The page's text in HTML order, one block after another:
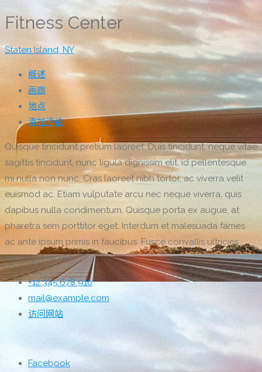
Fitness Center
Staten Island, NY
概述
画廊
地点
添加评论
Quisque tincidunt pretium laoreet. Duis tincidunt, neque vitae
sagittis tincidunt, nunc ligula dignissim elit, id pellentesque
mi nulla non nunc. Cras laoreet nibh tortor, ac viverra velit
euismod ac. Etiam vulputate arcu nec neque viverra, quis
dapibus nulla condimentum. Quisque porta ex augue, at
pharetra sem porttitor eget. Interdum et malesuada fames
ac ante ipsum primis in faucibus. Fusce convallis ultricies
risus eget iaculis.
+12 345 678 910
mail@example.com
访问网站
Facebook